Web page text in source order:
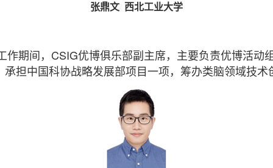
张鼎文 西北工业大学
作期间，CSIG优博俱乐部副主席，主要负责优博活动
担中国科协战略发展部项目一项，筹办类脑领域技